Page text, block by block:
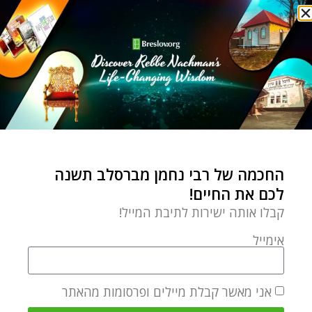
גם אתה יכול לקבל החלטות
ישנם צדיקים שאמונתם בבורא עולם היא בוודאי שלמה,
ובכל זאת, מתעוררת עליהם מחלוקת מכיוון שחסרה להם
אמונה בעצמם, או בחידושי התורה שהם מגלים. מכיוון
שהם לא מאמינים שלקב"ה יש נחת רוח מפירושיהם וכי
(בזלזול) לפירושים אלו. אולם, ההתנגדות המתפתחת
עליהם מקרבת אותם יותר להשי"ת ועל ידי זה מקבלים
חידושיהם את ערכם האמיתי בעיניהם (ליקוטי מוהר"ן,
סא:ה).
אנו רואים שעל ידי שחסרה לאדם אמונה בעצמו, נגרמים
לו קשיים. לכן, בתהליך בניית אמונה התמימה יש להתייחס
החכמה של רבי נחמן מברסלב תשנה
לכם את החיים!
קבלו אותה ישירות לתיבת המייל!
אימייל
אני מאשר קבלת מיילים ופרסומות מהאתר